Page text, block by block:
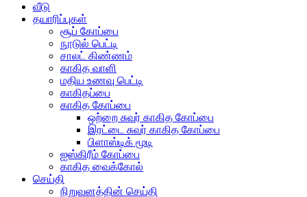
வீடு
தயாரிப்புகள்
சூப் கோப்பை
நூடுல் பெட்டி
சாலட் கிண்ணம்
காகித வாளி
மதிய உணவு பெட்டி
காகிதப்பை
காகித கோப்பை
ஒற்றை சுவர் காகித கோப்பை
இரட்டை சுவர் காகித கோப்பை
பிளாஸ்டிக் மூடி
ஐஸ்கிரீம் கோப்பை
காகித வைக்கோல்
செய்தி
நிறுவனத்தின் செய்தி